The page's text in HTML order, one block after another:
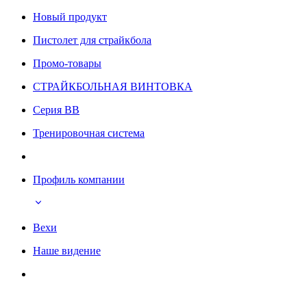
Новый продукт
Пистолет для страйкбола
Промо-товары
СТРАЙКБОЛЬНАЯ ВИНТОВКА
Серия BB
Тренировочная система
Профиль компании
Вехи
Наше видение